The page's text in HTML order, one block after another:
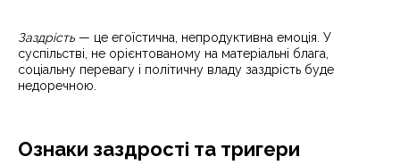
Заздрість — це егоїстична, непродуктивна емоція. У
суспільстві, не орієнтованому на матеріальні блага,
соціальну перевагу і політичну владу заздрість буде
недоречною.
Ознаки заздрості та тригери